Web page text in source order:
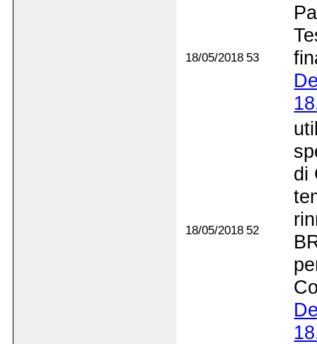
18/05/2018 53
18/05/2018 52
di